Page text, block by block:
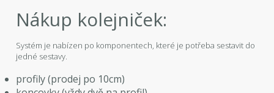
Nákup kolejniček:
Systém je nabízen po komponentech, které je potřeba sestavit do
jedné sestavy.
profily (prodej po 10cm)